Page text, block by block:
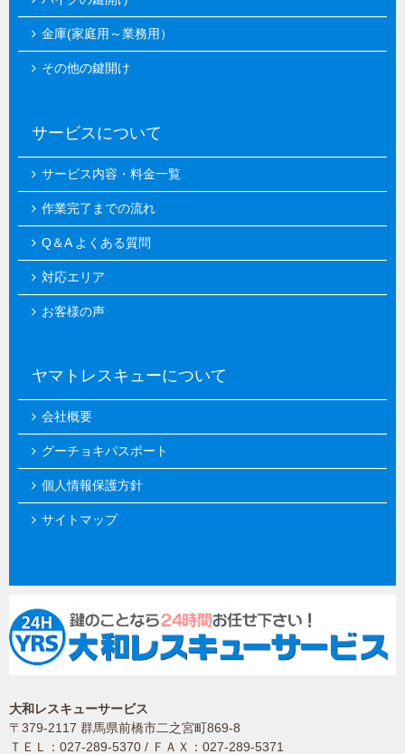
金庫(家庭用～業務用）
その他の鍵開け
サービスについて
サービス内容・料金一覧
作業完了までの流れ
Q＆A よくある質問
対応エリア
お客様の声
ヤマトレスキューについて
会社概要
グーチョキパスポート
個人情報保護方針
サイトマップ
大和レスキューサービス
〒379-2117 群馬県前橋市二之宮町869-8
ＴＥＬ：027-289-5370 / ＦＡＸ：027-289-5371